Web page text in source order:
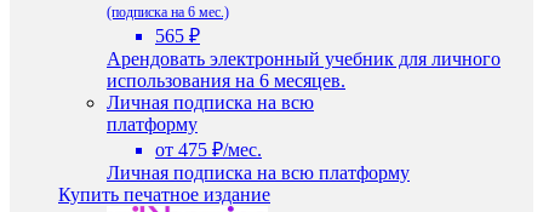
(подписка на 6 мес.)
565 ₽
Арендовать электронный учебник для личного
использования на 6 месяцев.
Личная подписка на всю
платформу
от 475 ₽/мес.
Личная подписка на всю платформу
Купить печатное издание